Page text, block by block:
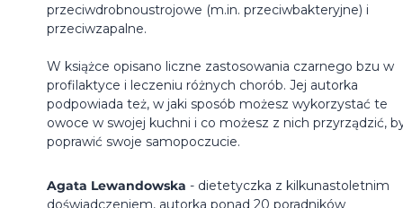
przeciwdrobnoustrojowe (m.in. przeciwbakteryjne) i
przeciwzapalne.
W książce opisano liczne zastosowania czarnego bzu w
profilaktyce i leczeniu różnych chorób. Jej autorka
podpowiada też, w jaki sposób możesz wykorzystać te
owoce w swojej kuchni i co możesz z nich przyrządzić,
poprawić swoje samopoczucie.
Agata Lewandowska - dietetyczka z kilkunastoletnim
doświadczeniem, autorka ponad 20 poradników